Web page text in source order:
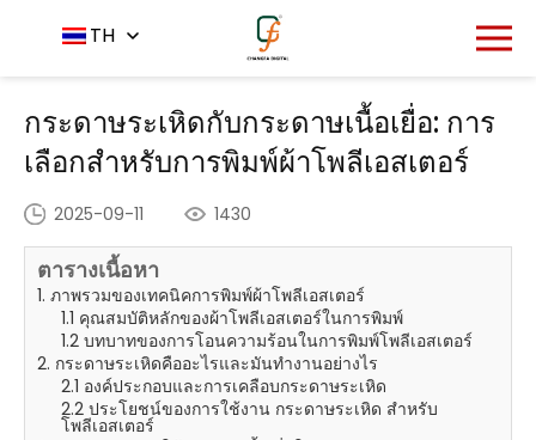
TH
หน้าหลัก - ศูนย์ข่าวสาร
กระดาษระเหิดกับกระดาษเนื้อเยื่อ:
การเลือกสำหรับการพิมพ์ผ้าโพลีเอสเตอร์
กระดาษระเหิดกับกระดาษเนื้อเยื่อ: การ
เลือกสำหรับการพิมพ์ผ้าโพลีเอสเตอร์
2025-09-11 1430
ตารางเนื้อหา
1. ภาพรวมของเทคนิคการพิมพ์ผ้าโพลีเอสเตอร์
1.1 คุณสมบัติหลักของผ้าโพลีเอสเตอร์ในการพิมพ์
1.2 บทบาทของการโอนความร้อนในการพิมพ์โพลีเอสเตอร์
2. กระดาษระเหิดคืออะไรและมันทำงานอย่างไร
2.1 องค์ประกอบและการเคลือบกระดาษระเหิด
2.2 ประโยชน์ของการใช้งาน กระดาษระเหิด สำหรับ
โพลีเอสเตอร์